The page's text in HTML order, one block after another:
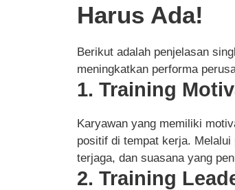
Harus Ada!
Berikut adalah penjelasan
meningkatkan performa
1. Training
Karyawan yang memiliki
positif di tempat kerja.
terjaga, dan suasana yang
2. Training